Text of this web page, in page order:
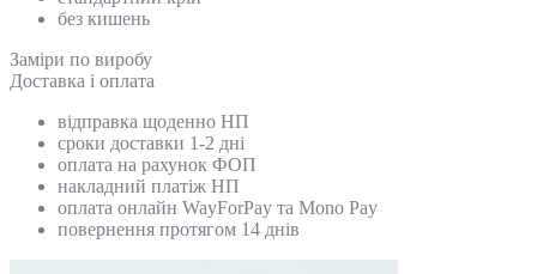
без кишень
Замiри по виробу
Доставка і оплата
відправка щоденно НП
сроки доставки 1-2 дні
оплата на рахунок ФОП
накладний платіж НП
оплата онлайн WayForPay та Mono Pay
повернення протягом 14 днів